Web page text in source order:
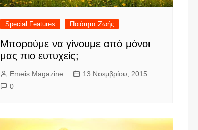
Special Features Ποιότητα Ζωής
Μπορούμε να γίνουμε από μόνοι
μας πιο ευτυχείς;
Emeis Magazine
13 Νοεμβρίου, 2015
0